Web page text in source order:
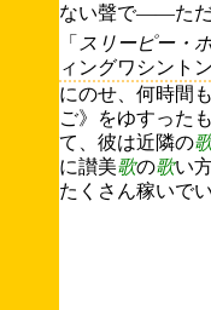
ない聲で――ただ
「 スリーピー・
ィングワシントン
にのせ、何時間
ご》をゆすった
て、彼は近隣の
に讃美歌の歌い
たくさん稼いで